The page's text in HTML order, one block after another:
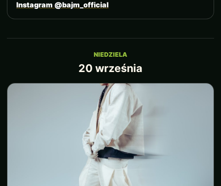
Instagram @bajm_official
NIEDZIELA
20 września